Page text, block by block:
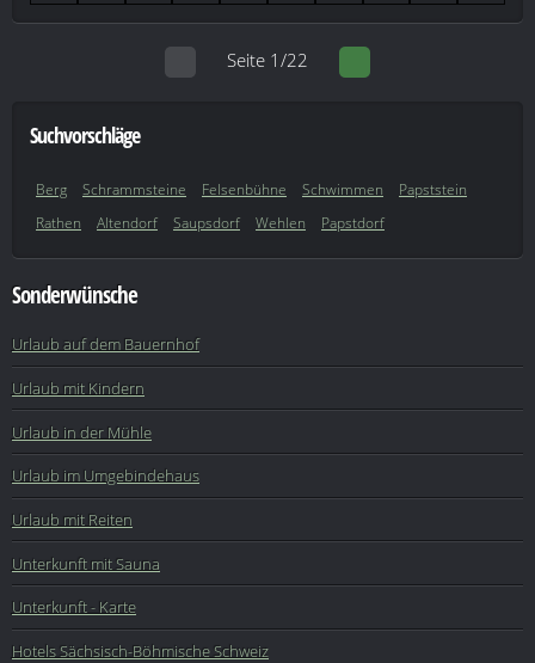
Seite 1/22
Suchvorschläge
Berg Schrammsteine Felsenbühne Schwimmen
Papststein
Rathen
Altendorf Saupsdorf Wehlen Papstdorf
Sonderwünsche
Urlaub auf dem Bauernhof
Urlaub mit Kindern
Urlaub in der Mühle
Urlaub im Umgebindehaus
Urlaub mit Reiten
Unterkunft mit Sauna
Unterkunft - Karte
Hotels Sächsisch-Böhmische Schweiz